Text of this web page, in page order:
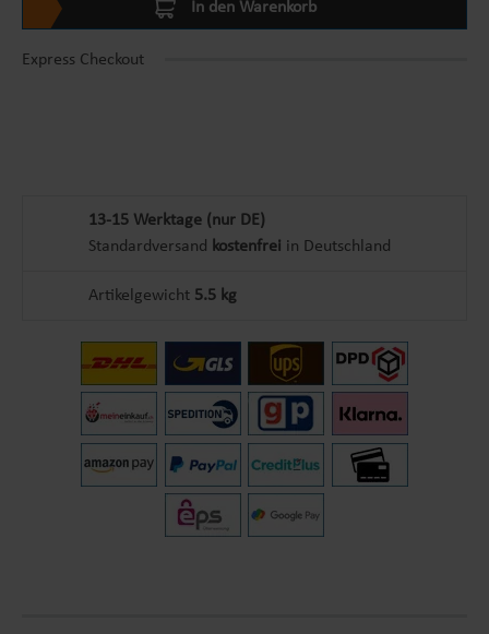
In den Warenkorb
Express Checkout
13-15 Werktage (nur DE)
Standardversand kostenfrei in Deutschland
Artikelgewicht 5.5 kg